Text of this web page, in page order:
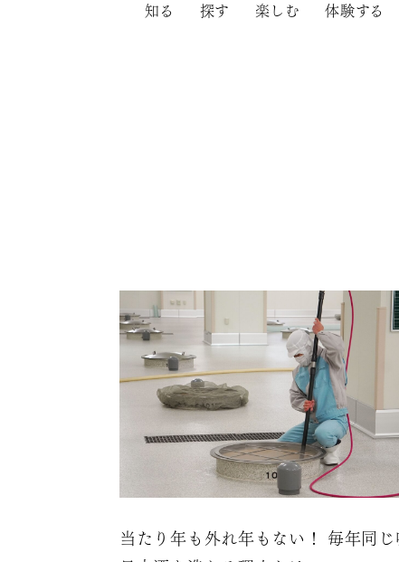
知る 探す 楽しむ 体験する
当たり年も外れ年もない！ 毎年同じ